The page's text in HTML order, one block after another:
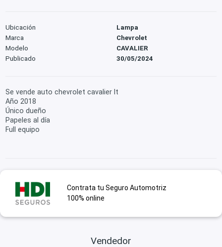
Ubicación
Lampa
Marca
Chevrolet
Modelo
CAVALIER
Publicado
30/05/2024
Se vende auto chevrolet cavalier lt
Año 2018
Único dueño
Papeles al día
Full equipo
Contrata tu Seguro Automotriz
100% online
Vendedor